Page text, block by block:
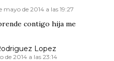
mayo de 2014 a las 19:27
contigo hija me
Lopez
de 2014 a las 23:14